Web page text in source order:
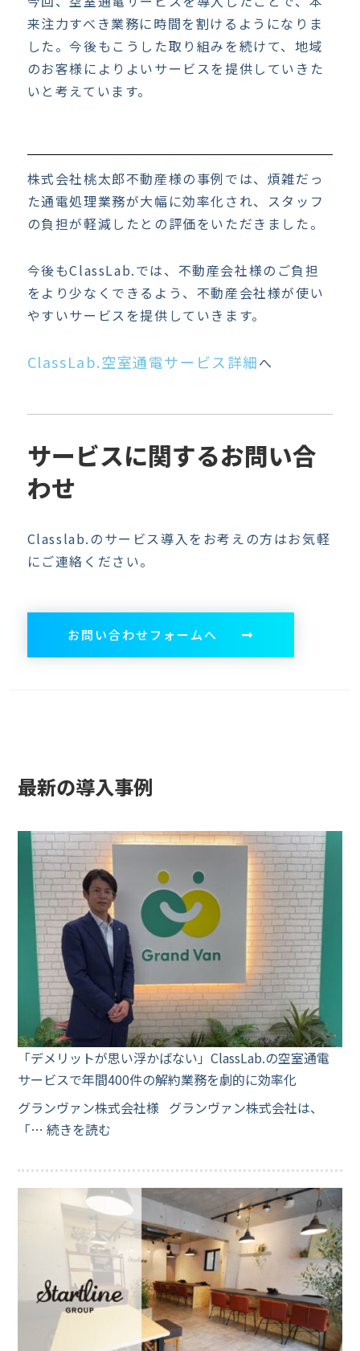
来注力すべき業務に時間を割けるようになりま
した。今後もこうした取り組みを続けて、地域
のお客様によりよいサービスを提供していきた
いと考えています。
株式会社桃太郎不動産様の事例では、煩雑だっ
た通電処理業務が大幅に効率化され、スタッフ
の負担が軽減したとの評価をいただきました。
今後もClassLab.では、不動産会社様のご負担
をより少なくできるよう、不動産会社様が使い
やすいサービスを提供していきます。
ClassLab.空室通電サービス詳細へ
サービスに関するお問い合
わせ
Classlab.のサービス導入をお考えの方はお気軽
にご連絡ください。
お問い合わせフォームへ
最新の導入事例
「デメリットが思い浮かばない」ClassLab.の空室通電
サービスで年間400件の解約業務を劇的に効率化
グランヴァン株式会社様 グランヴァン株式会社は、
「…続きを読む